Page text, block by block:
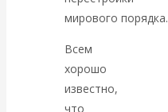
уже начался
мирового порядка.
Всем
хорошо
известно,
что